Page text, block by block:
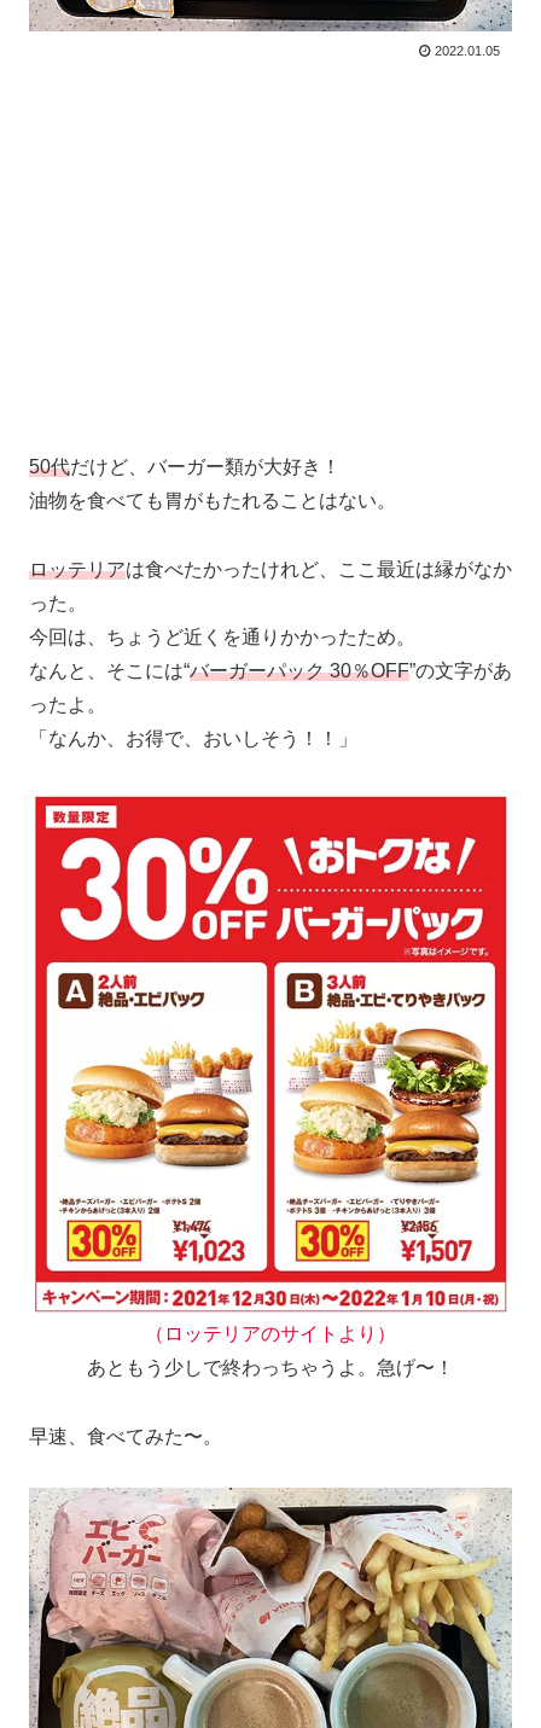
2022.01.05
50代だけど、バーガー類が大好き！
油物を食べても胃がもたれることはない。
ロッテリアは食べたかったけれど、ここ最近は縁がなか
った。
今回は、ちょうど近くを通りかかったため。
なんと、そこには“バーガーパック 30％OFF”の文字があ
ったよ。
「なんか、お得で、おいしそう！！」
（ロッテリアのサイトより）
あともう少しで終わっちゃうよ。急げ〜！
早速、食べてみた〜。